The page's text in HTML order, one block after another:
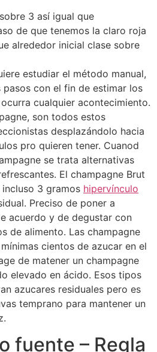
3 así­ igual que
de que tenemos la claro roja
alrededor inicial clase sobre
estudiar el método manual,
con el fin de estimar los
cualquier acontecimiento.
son todos estos
desplazándolo hacia
pro quieren tener. Cuanod
se trata alternativas
El champagne Brut
3 gramos hipervínculo
Preciso de poner a
acuerdo y de degustar con
de alimento. Las champagne
cientos de azucar en el
de matener un champagne
elevado en ácido. Esos tipos
azucares residuales pero es
temprano para mantener un
fuente – Regla